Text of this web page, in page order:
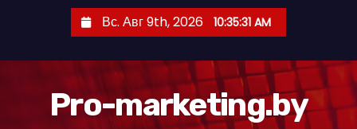
Вс. Авг 9th, 2026 10:35:32 AM
Pro-marketing.by